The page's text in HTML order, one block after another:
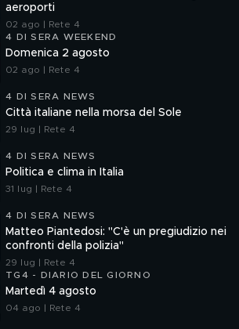
aeroporti
02 ago | Rete 4
4 DI SERA WEEKEND
Domenica 2 agosto
02 ago | Rete 4
4 DI SERA NEWS
Città italiane nella morsa del Sole
29 lug | Rete 4
4 DI SERA NEWS
Politica e clima in Italia
31 lug | Rete 4
4 DI SERA NEWS
Matteo Piantedosi: "C'è un pregiudizio nei
confronti della polizia"
29 lug | Rete 4
TG4 - DIARIO DEL GIORNO
Martedì 4 agosto
04 ago | Rete 4